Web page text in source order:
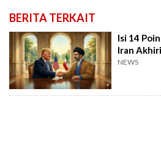
BERITA TERKAIT
Isi 14
Iran
NEWS